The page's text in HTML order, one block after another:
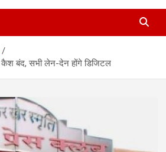
कैश बंद, सभी लेन-देन होंगे डिजिटल